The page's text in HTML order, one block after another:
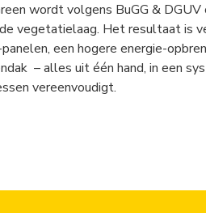
wordt volgens BuGG &
vegetatielaag. Het resultaat is
een hogere energie-
– alles uit één hand, in een
vereenvoudigt.